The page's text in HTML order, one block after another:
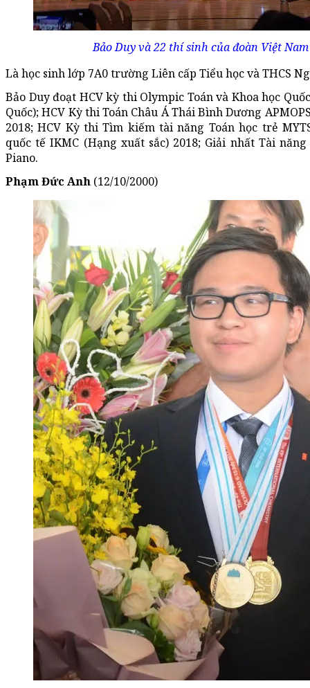
Bảo Duy và 22 thí sinh của đoàn Việt
Là học sinh lớp 7A0 trường Liên cấp Tiểu học và THCS
Bảo Duy đoạt HCV kỳ thi Olympic Toán và Khoa học
Quốc); HCV Kỳ thi Toán Châu Á Thái Bình Dương
2018; HCV Kỳ thi Tìm kiếm tài năng Toán học trẻ
quốc tế IKMC (Hạng xuất sắc) 2018; Giải nhất Tài
Piano.
Phạm Đức Anh (12/10/2000)